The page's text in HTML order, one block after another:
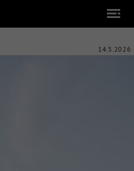
14.5.2026